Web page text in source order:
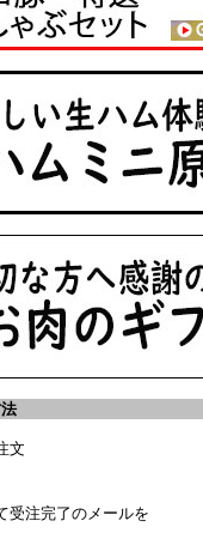
文
受注完了のメールを